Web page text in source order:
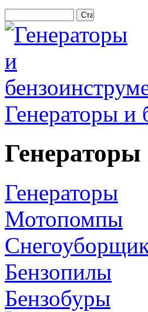
Генераторы и
Генераторы
Генераторы
Мотопомпы
Бензопилы
Бензобуры